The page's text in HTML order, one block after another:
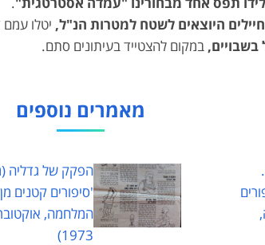
היוצאים לשטח למטרות הנ"ל, יטלו
בשבויים, במקום להצטייד בעיתונים סתם.
מאמרים נוספים
הפקק של גדליה
'סיפורים קטנים מן
המלחמה,
1973)